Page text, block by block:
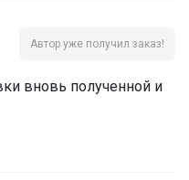
Автор уже получил заказ!
вновь полученной и